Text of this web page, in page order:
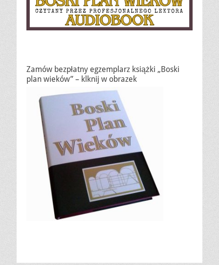
Zamów bezpłatny egzemplarz książki „Boski
plan wieków” – klknij w obrazek